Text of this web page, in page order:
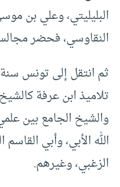
البليليتي، وعلي بن
النقاوسي، فحضر
تلاميذ ابن عرفة
والشيخ الجامع بين
الله الأبي، وأبي
الزغبي، وغيرهم.